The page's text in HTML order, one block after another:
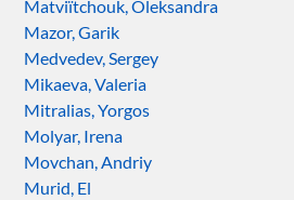
Matviïtchouk, Oleksandra
Mazor, Garik
Medvedev, Sergey
Mikaeva, Valeria
Mitralias, Yorgos
Molyar, Irena
Movchan, Andriy
Murid, El